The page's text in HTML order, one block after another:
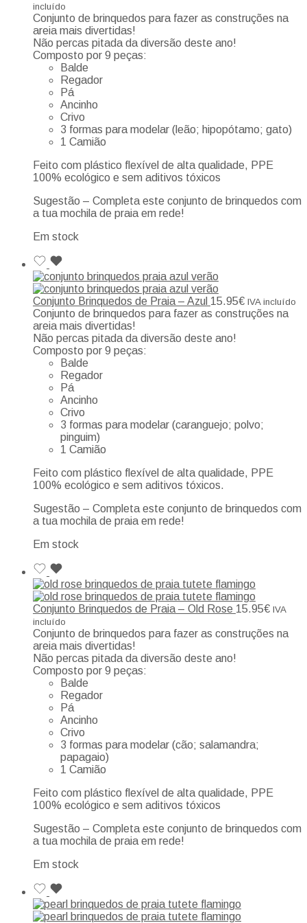
incluído
Conjunto de brinquedos para fazer as construções na
areia mais divertidas!
Não percas pitada da diversão deste ano!
Composto por 9 peças:
Balde
Regador
Pá
Ancinho
Crivo
3 formas para modelar (leão; hipopótamo; gato)
1 Camião
Feito com plástico flexível de alta qualidade, PPE
100% ecológico e sem aditivos tóxicos
Sugestão – Completa este conjunto de brinquedos com
a tua mochila de praia em rede!
Em stock
Conjunto Brinquedos de Praia – Azul 15.95€ IVA incluído
Conjunto de brinquedos para fazer as construções na
areia mais divertidas!
Não percas pitada da diversão deste ano!
Composto por 9 peças:
Balde
Regador
Pá
Ancinho
Crivo
3 formas para modelar (caranguejo; polvo;
pinguim)
1 Camião
Feito com plástico flexível de alta qualidade, PPE
100% ecológico e sem aditivos tóxicos.
Sugestão – Completa este conjunto de brinquedos com
a tua mochila de praia em rede!
Em stock
Conjunto Brinquedos de Praia – Old Rose 15.95€ IVA
incluído
Conjunto de brinquedos para fazer as construções na
areia mais divertidas!
Não percas pitada da diversão deste ano!
Composto por 9 peças:
Balde
Regador
Pá
Ancinho
Crivo
3 formas para modelar (cão; salamandra;
papagaio)
1 Camião
Feito com plástico flexível de alta qualidade, PPE
100% ecológico e sem aditivos tóxicos
Sugestão – Completa este conjunto de brinquedos com
a tua mochila de praia em rede!
Em stock